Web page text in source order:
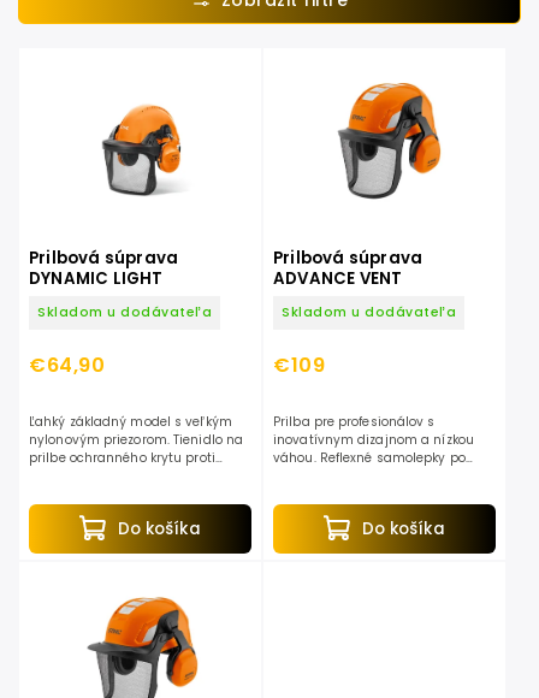
Najdrahšie
Prilbová súprava
DYNAMIC LIGHT
Skladom u dodávateľa
€64,90
Do košíka
Ľahký základný model s veľkým
nylonovým priezorom. Tienidlo na
prilbe ochranného krytu proti
izoláciou proti hluku....
Prilbová súprava
ADVANCE VENT
Skladom u dodávateľa
€109
Do košíka
Prilba pre profesionálov s
inovatívnym dizajnom a nízkou
váhou. Reflexné samolepky po
dobrá ochrana hluku SNR 26....